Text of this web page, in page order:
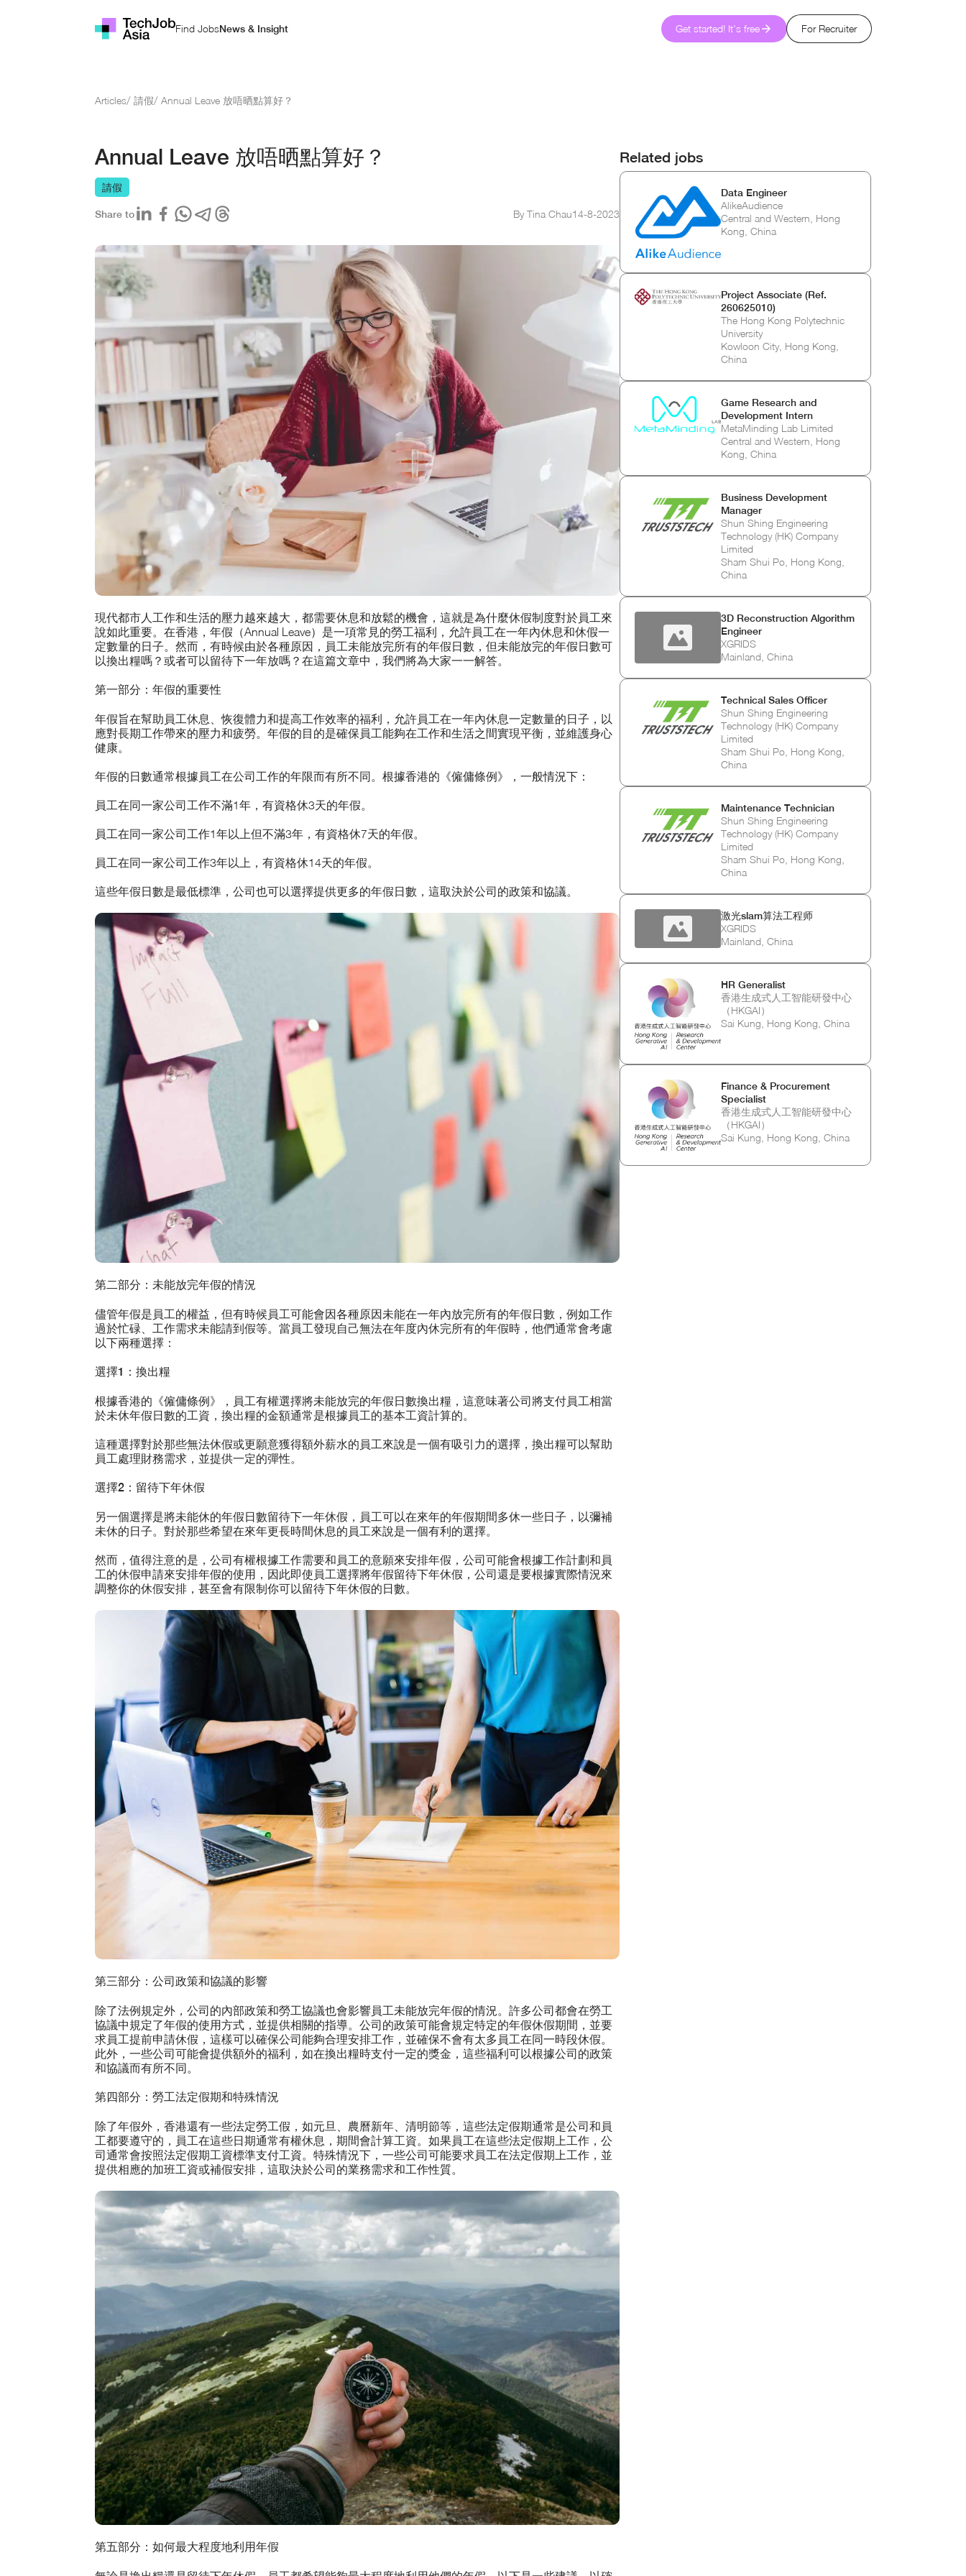
Find JobsNews & Insight Get started! It's free For Recruiter
Articles/ 請假/ Annual Leave 放唔晒點算好？
Annual Leave 放唔晒點算好？
請假
Share to By Tina Chau14-8-2023
現代都市人工作和生活的壓力越來越大，都需要休息和放鬆的機會，這就是為什麼休假制度對於員工來
說如此重要。在香港，年假（Annual Leave）是一項常見的勞工福利，允許員工在一年內休息和休假一
定數量的日子。然而，有時候由於各種原因，員工未能放完所有的年假日數，但未能放完的年假日數可
以換出糧嗎？或者可以留待下一年放嗎？在這篇文章中，我們將為大家一一解答。
第一部分：年假的重要性
年假旨在幫助員工休息、恢復體力和提高工作效率的福利，允許員工在一年內休息一定數量的日子，以
應對長期工作帶來的壓力和疲勞。年假的目的是確保員工能夠在工作和生活之間實現平衡，並維護身心
健康。
年假的日數通常根據員工在公司工作的年限而有所不同。根據香港的《僱傭條例》，一般情況下：
員工在同一家公司工作不滿1年，有資格休3天的年假。
員工在同一家公司工作1年以上但不滿3年，有資格休7天的年假。
員工在同一家公司工作3年以上，有資格休14天的年假。
這些年假日數是最低標準，公司也可以選擇提供更多的年假日數，這取決於公司的政策和協議。
第二部分：未能放完年假的情況
儘管年假是員工的權益，但有時候員工可能會因各種原因未能在一年內放完所有的年假日數，例如工作
過於忙碌、工作需求未能請到假等。當員工發現自己無法在年度內休完所有的年假時，他們通常會考慮
以下兩種選擇：
選擇1：換出糧
根據香港的《僱傭條例》，員工有權選擇將未能放完的年假日數換出糧，這意味著公司將支付員工相當
於未休年假日數的工資，換出糧的金額通常是根據員工的基本工資計算的。
這種選擇對於那些無法休假或更願意獲得額外薪水的員工來說是一個有吸引力的選擇，換出糧可以幫助
員工處理財務需求，並提供一定的彈性。
選擇2：留待下年休假
另一個選擇是將未能休的年假日數留待下一年休假，員工可以在來年的年假期間多休一些日子，以彌補
未休的日子。對於那些希望在來年更長時間休息的員工來說是一個有利的選擇。
然而，值得注意的是，公司有權根據工作需要和員工的意願來安排年假，公司可能會根據工作計劃和員
工的休假申請來安排年假的使用，因此即使員工選擇將年假留待下年休假，公司還是要根據實際情況來
調整你的休假安排，甚至會有限制你可以留待下年休假的日數。
第三部分：公司政策和協議的影響
除了法例規定外，公司的內部政策和勞工協議也會影響員工未能放完年假的情況。許多公司都會在勞工
協議中規定了年假的使用方式，並提供相關的指導。公司的政策可能會規定特定的年假休假期間，並要
求員工提前申請休假，這樣可以確保公司能夠合理安排工作，並確保不會有太多員工在同一時段休假。
此外，一些公司可能會提供額外的福利，如在換出糧時支付一定的獎金，這些福利可以根據公司的政策
和協議而有所不同。
第四部分：勞工法定假期和特殊情況
除了年假外，香港還有一些法定勞工假，如元旦、農曆新年、清明節等，這些法定假期通常是公司和員
工都要遵守的，員工在這些日期通常有權休息，期間會計算工資。如果員工在這些法定假期上工作，公
司通常會按照法定假期工資標準支付工資。特殊情況下，一些公司可能要求員工在法定假期上工作，並
提供相應的加班工資或補假安排，這取決於公司的業務需求和工作性質。
第五部分：如何最大程度地利用年假
Related jobs
Data Engineer
AlikeAudience
Central and Western, Hong
Kong, China
Project Associate (Ref.
260625010)
The Hong Kong Polytechnic
University
Kowloon City, Hong Kong,
China
Game Research and
Development Intern
MetaMinding Lab Limited
Central and Western, Hong
Kong, China
Business Development
Manager
Shun Shing Engineering
Technology (HK) Company
Limited
Sham Shui Po, Hong Kong,
China
3D Reconstruction Algorithm
Engineer
XGRIDS
Mainland, China
Technical Sales Officer
Shun Shing Engineering
Technology (HK) Company
Limited
Sham Shui Po, Hong Kong,
China
Maintenance Technician
Shun Shing Engineering
Technology (HK) Company
Limited
Sham Shui Po, Hong Kong,
China
激光slam算法工程师
XGRIDS
Mainland, China
HR Generalist
香港生成式人工智能研發中心
（HKGAI）
Sai Kung, Hong Kong, China
Finance & Procurement
Specialist
香港生成式人工智能研發中心
（HKGAI）
Sai Kung, Hong Kong, China